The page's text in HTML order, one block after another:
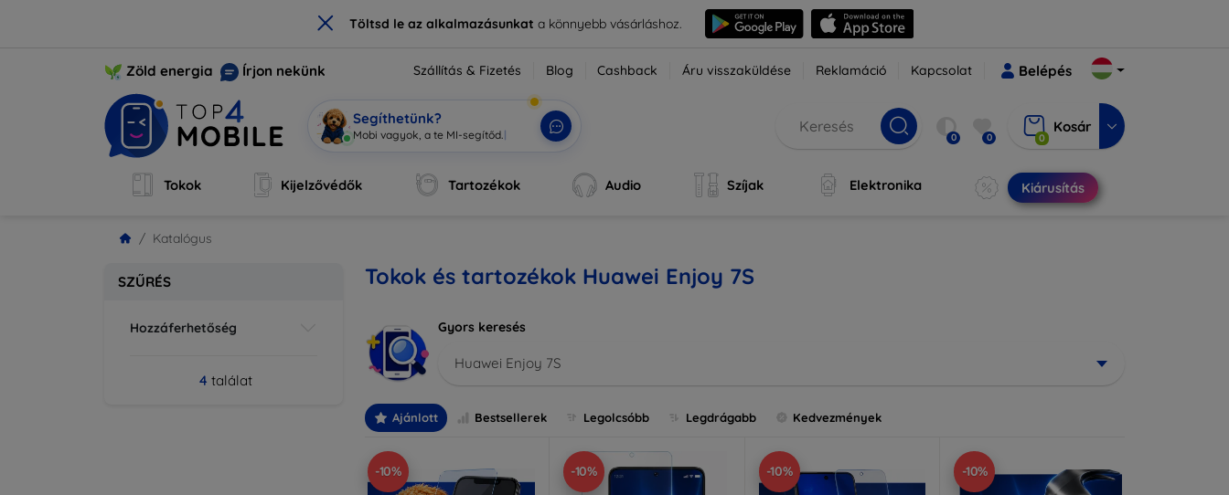
× Töltsd le az alkalmazásunkata könnyebb vásárláshoz.
Zöld energia Írjon nekünk Szállítás & Fizetés Blog Cashback Áru visszaküldése Reklamáció Kapcsolat Belépés
Segíthetünk?
Mobi vagyok, a te MI-segítőd. | 0 0 0
Kosár
Tokok Kijelzővédők Tartozékok Audio Szíjak Elektronika Kiárusítás
Katalógus
SZŰRÉS
Hozzáferhetőség
4 találat
Tokok és tartozékok Huawei Enjoy 7S
Gyors keresés
Huawei Enjoy 7S
Ajánlott Bestsellerek Legolcsóbb Legdrágabb Kedvezmények
-10% -10% -10% -10%